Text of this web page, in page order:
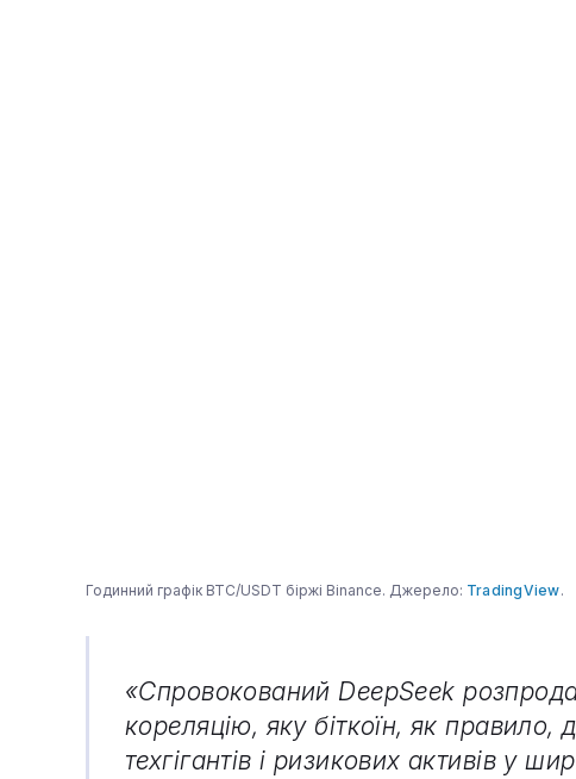
Годинний графік BTC/USDT біржі Binance. Джерело: TradingView.
«Спровокований DeepSeek
кореляцію, яку біткоїн, як правило,
техгігантів і ризикових активів у